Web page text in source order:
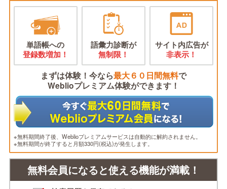
単語帳への
登録数増加！
語彙力診断が
無制限！
サイト内広告が
非表示！
まずは体験！今なら最大６０日間無料で
Weblioプレミアム体験ができます！
※無料期間終了後、Weblioプレミアムサービスは自動的に解約されません。
※無料期間が終了すると月額330円(税込)が発生します。
無料会員になると使える機能が満載！